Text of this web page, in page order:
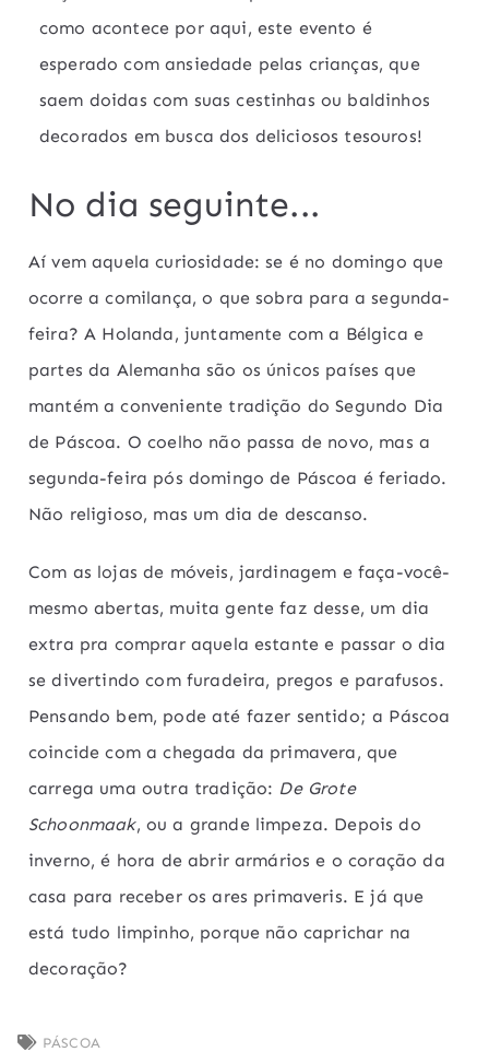
como acontece por aqui, este evento é
esperado com ansiedade pelas crianças, que
saem doidas com suas cestinhas ou baldinhos
decorados em busca dos deliciosos tesouros!
No dia seguinte...
Aí vem aquela curiosidade: se é no domingo que
ocorre a comilança, o que sobra para a segunda-
feira? A Holanda, juntamente com a Bélgica e
partes da Alemanha são os únicos países que
mantém a conveniente tradição do Segundo Dia
de Páscoa. O coelho não passa de novo, mas a
segunda-feira pós domingo de Páscoa é feriado.
Não religioso, mas um dia de descanso.
Com as lojas de móveis, jardinagem e faça-você-
mesmo abertas, muita gente faz desse, um dia
extra pra comprar aquela estante e passar o dia
se divertindo com furadeira, pregos e parafusos.
Pensando bem, pode até fazer sentido; a Páscoa
coincide com a chegada da primavera, que
carrega uma outra tradição: De Grote
Schoonmaak, ou a grande limpeza. Depois do
inverno, é hora de abrir armários e o coração da
casa para receber os ares primaveris. E já que
está tudo limpinho, porque não caprichar na
decoração?
PÁSCOA